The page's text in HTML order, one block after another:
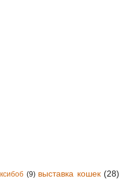
(9) выставка кошек (28)